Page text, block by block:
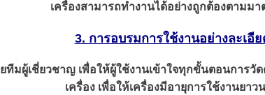
เครื่องสามารถทำงานได้อย่างถูกต้องตามมา
3. การอบรมการใช้งานอย่างละเอีย
ทีมผู้เชี่ยวชาญ เพื่อให้ผู้ใช้งานเข้าใจทุกขั้นตอนการ
เครื่อง เพื่อให้เครื่องมีอายุการใช้งานยาว